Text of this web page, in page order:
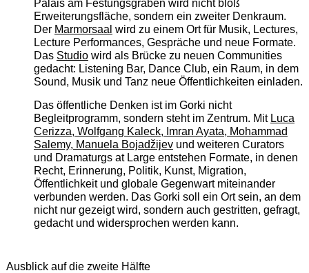
Palais am Festungsgraben wird nicht bloß
Erweiterungsfläche, sondern ein zweiter Denkraum.
Der Marmorsaal wird zu einem Ort für Musik, Lectures,
Lecture Performances, Gespräche und neue Formate.
Das Studiowird als Brücke zu neuen Communities
gedacht: Listening Bar, Dance Club, ein Raum, in dem
Sound, Musik und Tanz neue Öffentlichkeiten einladen.
Das öffentliche Denken ist im Gorki nicht
Begleitprogramm, sondern steht im Zentrum. Mit Luca
Cerizza, Wolfgang Kaleck, Imran Ayata, Mohammad
Salemy, Manuela Bojadžijevund weiteren Curators
und Dramaturgs at Large entstehen Formate, in denen
Recht, Erinnerung, Politik, Kunst, Migration,
Öffentlichkeit und globale Gegenwart miteinander
verbunden werden. Das Gorki soll ein Ort sein, an dem
nicht nur gezeigt wird, sondern auch gestritten, gefragt,
gedacht und widersprochen werden kann.
Ausblick auf die zweite Hälfte